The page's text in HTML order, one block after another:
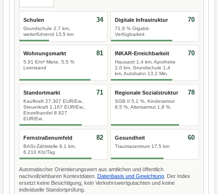
Schulen
Grundschule 2,7 km,
weiterführend 13,5 km
34 Digitale Infrastruktur
71,6 % Gigabit-
Verfügbarkeit
70
Wohnungsmarkt
5,91 €/m² Miete, 5,5 %
Leerstand
81 INKAR-Erreichbarkeit
Hausarzt 1,4 km, Apotheke
2,0 km, Grundschule 1,4
km, Autobahn 13,2 Min.
70
Standortmarkt
Kaufkraft 27.307 EUR/Ew.,
Steuerkraft 1.167 EUR/Ew.,
Einzelhandel 8.827
EUR/Ew.
71 Regionale Sozialstruktur
SGB II 5,1 %, Kinderarmut
8,5 %, Altersarmut 1,8 %
78
Fernstraßenumfeld
BASt-Zählstelle 8,1 km,
6.210 Kfz/Tag
82 Gesundheit
Traumazentrum 17,5 km
60
Automatischer Orientierungswert aus amtlichen und öffentlich
nachvollziehbaren Kontextdaten. Datenbasis und Gewichtung . Der Index
ersetzt keine Besichtigung, kein Verkehrswertgutachten und keine
individuelle Standortprüfung.